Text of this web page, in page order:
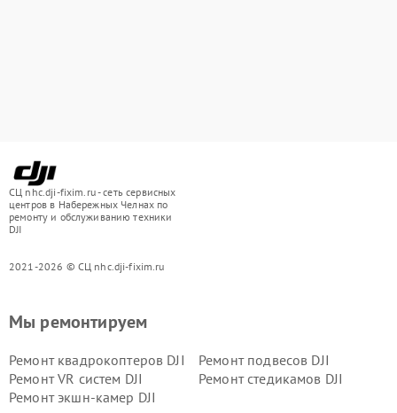
СЦ nhc.dji-fixim.ru - сеть сервисных
центров в Набережных Челнах по
ремонту и обслуживанию техники
DJI
2021-2026 © СЦ nhc.dji-fixim.ru
Мы ремонтируем
Ремонт квадрокоптеров DJI
Ремонт подвесов DJI
Ремонт VR систем DJI
Ремонт стедикамов DJI
Ремонт экшн-камер DJI